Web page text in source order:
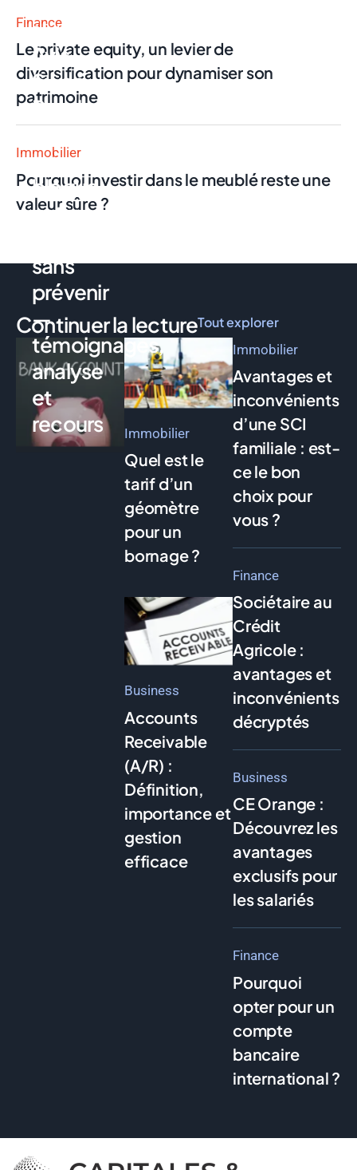
Finance
Le private equity, un levier de
diversification pour dynamiser son
patrimoine
Immobilier
Pourquoi investir dans le meublé reste une
valeur sûre ?
Continuer la lectureTout explorer
Finance
Avis
Swan
Pro : la
néobanque
qui
bloque
votre
sans
prévenir
—
témoignages,
analyse
et
recours
Immobilier
Quel est le
tarif d’un
géomètre
pour un
bornage ?
Business
Accounts
Receivable
(A/R) :
Définition,
importance et
gestion
efficace
Immobilier
Avantages et
inconvénients
d’une SCI
familiale : est-
ce le bon
choix pour
vous ?
Finance
Sociétaire au
Crédit
Agricole :
avantages et
inconvénients
décryptés
Business
CE Orange :
Découvrez les
avantages
exclusifs pour
les salariés
Finance
Pourquoi
opter pour un
compte
bancaire
international ?